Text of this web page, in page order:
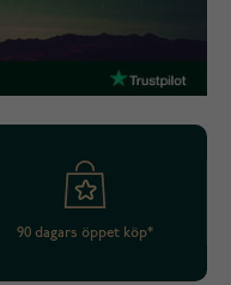
90 dagars öppet köp*